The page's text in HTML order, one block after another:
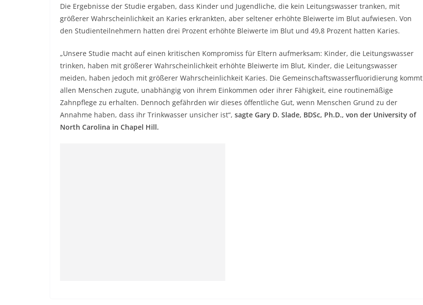
Die Ergebnisse der Studie ergaben, dass Kinder und Jugendliche, die kein Leitungswasser tranken, mit
größerer Wahrscheinlichkeit an Karies erkrankten, aber seltener erhöhte Bleiwerte im Blut aufwiesen. Von
den Studienteilnehmern hatten drei Prozent erhöhte Bleiwerte im Blut und 49,8 Prozent hatten Karies.
„Unsere Studie macht auf einen kritischen Kompromiss für Eltern aufmerksam: Kinder, die Leitungswasser
trinken, haben mit größerer Wahrscheinlichkeit erhöhte Bleiwerte im Blut, Kinder, die Leitungswasser
meiden, haben jedoch mit größerer Wahrscheinlichkeit Karies. Die Gemeinschaftswasserfluoridierung kommt
allen Menschen zugute, unabhängig von ihrem Einkommen oder ihrer Fähigkeit, eine routinemäßige
Zahnpflege zu erhalten. Dennoch gefährden wir dieses öffentliche Gut, wenn Menschen Grund zu der
Annahme haben, dass ihr Trinkwasser unsicher ist“, sagte Gary D. Slade, BDSc, Ph.D., von der University of
North Carolina in Chapel Hill.